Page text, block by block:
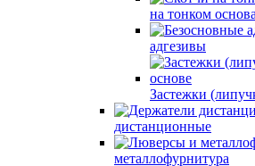
на тонком
адгезивы
Застежки
дистанционные
металлофурнитура